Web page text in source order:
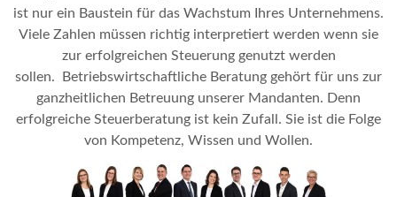
ist nur ein Baustein für das Wachstum Ihres Unternehmens.
Viele Zahlen müssen richtig interpretiert werden wenn sie
zur erfolgreichen Steuerung genutzt werden
sollen.
Betriebswirtschaftliche Beratung gehört für uns zur
ganzheitlichen Betreuung unserer Mandanten. Denn
erfolgreiche Steuerberatung ist kein Zufall. Sie ist die Folge
von Kompetenz, Wissen und Wollen.